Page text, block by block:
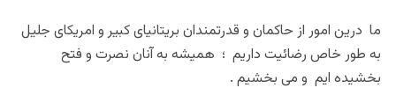
ما درین امور از حاکمان و قدرتمندان بریتانیای کبیر و امریکای جلیل
به طور خاص رضائیت داریم ؛ همیشه به آنان نصرت و فتح
بخشیده ایم و می بخشیم .